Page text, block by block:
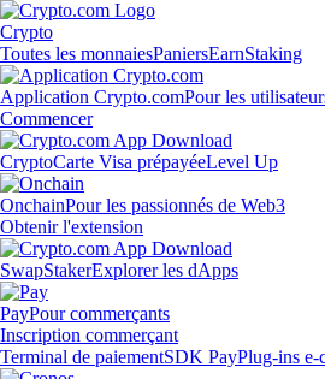
Crypto
Toutes les monnaiesPaniersEarnStaking
Application Crypto.comPour les
Commencer
CryptoCarte Visa prépayéeLevel Up
OnchainPour les passionnés de Web3
Obtenir l'extension
SwapStakerExplorer les dApps
PayPour commerçants
Inscription commerçant
Terminal de paiementSDK PayPlug-ins e-